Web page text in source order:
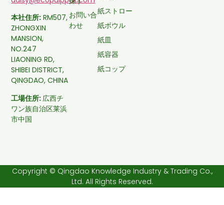
本社住所: RM507,
ZHONGXIN
MANSION,
NO.247
LIAONING RD,
SHIBEI DISTRICT,
QINGDAO, CHINA
工場住所: 広西チ
ワン族自治区莱浜
市中国
お問い合
わせ
紙ストロー
紙ボウル
紙皿
紙容器
紙コップ
Copyright © Qingdao Knowledge Industry & Trading Co.,
Ltd. All Rights Reserved.